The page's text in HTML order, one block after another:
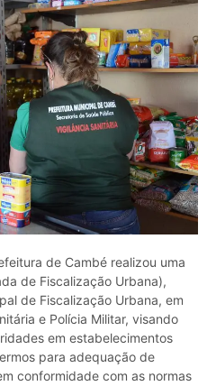
de Cambé realizou uma
de Fiscalização Urbana),
de Fiscalização Urbana, em
e Polícia Militar, visando
em estabelecimentos
para adequação de
conformidade com as normas